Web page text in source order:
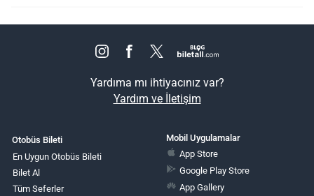
Yardıma mı ihtiyacınız var?
Yardım ve İletişim
Otobüs Bileti
En Uygun Otobüs Bileti
Bilet Al
Tüm Seferler
Mobil Uygulamalar
App Store
Google Play Store
App Gallery